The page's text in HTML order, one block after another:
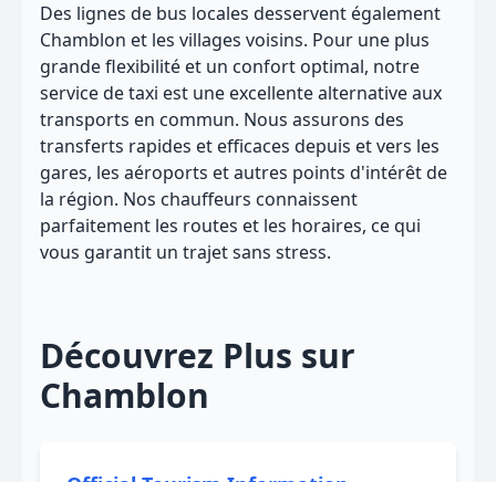
Des lignes de bus locales desservent également
Chamblon et les villages voisins. Pour une plus
grande flexibilité et un confort optimal, notre
service de taxi est une excellente alternative aux
transports en commun. Nous assurons des
transferts rapides et efficaces depuis et vers les
gares, les aéroports et autres points d'intérêt de
la région. Nos chauffeurs connaissent
parfaitement les routes et les horaires, ce qui
vous garantit un trajet sans stress.
Découvrez Plus sur
Chamblon